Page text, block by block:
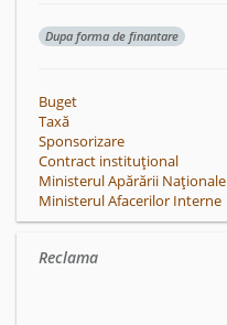
Dupa forma de finantare
Buget
Taxă
Sponsorizare
Contract instituțional
Ministerul Apărării Naționale
Ministerul Afacerilor Interne
Reclama